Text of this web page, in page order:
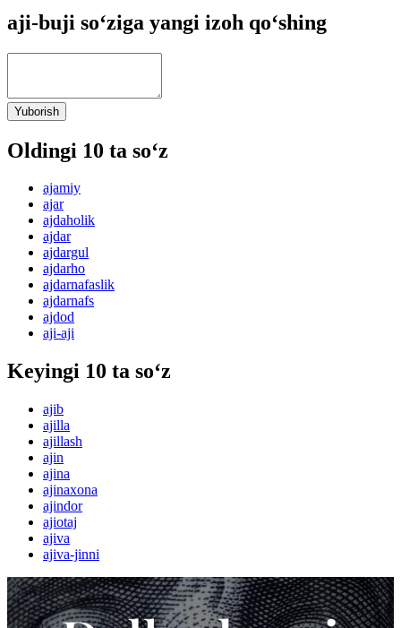
aji-buji so‘ziga yangi izoh qo‘shing
Yuborish
Oldingi 10 ta so‘z
ajamiy
ajar
ajdaholik
ajdar
ajdargul
ajdarho
ajdarnafaslik
ajdarnafs
ajdod
aji-aji
Keyingi 10 ta so‘z
ajib
ajilla
ajillash
ajin
ajina
ajinaxona
ajindor
ajiotaj
ajiva
ajiva-jinni